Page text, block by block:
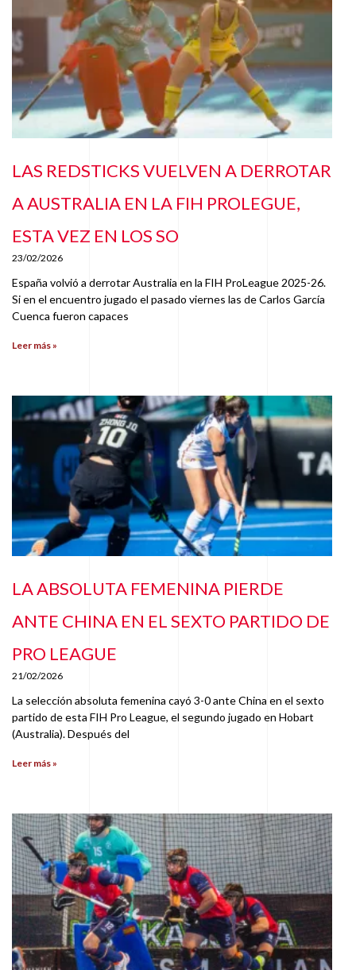
LAS REDSTICKS VUELVEN A DERROTAR
A AUSTRALIA EN LA FIH PROLEGUE,
ESTA VEZ EN LOS SO
23/02/2026
España volvió a derrotar Australia en la FIH ProLeague 2025-26.
Si en el encuentro jugado el pasado viernes las de Carlos García
Cuenca fueron capaces
Leer más »
LA ABSOLUTA FEMENINA PIERDE
ANTE CHINA EN EL SEXTO PARTIDO DE
PRO LEAGUE
21/02/2026
La selección absoluta femenina cayó 3-0 ante China en el sexto
partido de esta FIH Pro League, el segundo jugado en Hobart
(Australia). Después del
Leer más »